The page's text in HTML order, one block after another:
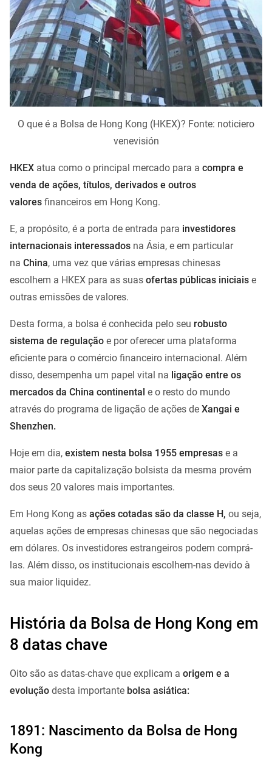
O que é a Bolsa de Hong Kong (HKEX)? Fonte: noticiero
venevisión
HKEX atua como o principal mercado para a compra e
venda de ações, títulos, derivados e outros
valores financeiros em Hong Kong.
E, a propósito, é a porta de entrada para investidores
internacionais interessados na Ásia, e em particular
na China, uma vez que várias empresas chinesas
escolhem a HKEX para as suas ofertas públicas iniciais e
outras emissões de valores.
Desta forma, a bolsa é conhecida pelo seu robusto
sistema de regulação e por oferecer uma plataforma
eficiente para o comércio financeiro internacional. Além
disso, desempenha um papel vital na ligação entre os
mercados da China continental e o resto do mundo
através do programa de ligação de ações de Xangai e
Shenzhen.
Hoje em dia, existem nesta bolsa 1955 empresas e a
maior parte da capitalização bolsista da mesma provém
dos seus 20 valores mais importantes.
Em Hong Kong as ações cotadas são da classe H, ou seja,
aquelas ações de empresas chinesas que são negociadas
em dólares. Os investidores estrangeiros podem comprá-
las. Além disso, os institucionais escolhem-nas devido à
sua maior liquidez.
História da Bolsa de Hong Kong em
8 datas chave
Oito são as datas-chave que explicam a origem e a
evolução desta importante bolsa asiática:
1891: Nascimento da Bolsa de Hong
Kong